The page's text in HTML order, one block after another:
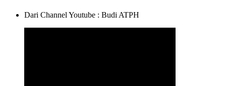
Dari Channel Youtube : Budi ATPH